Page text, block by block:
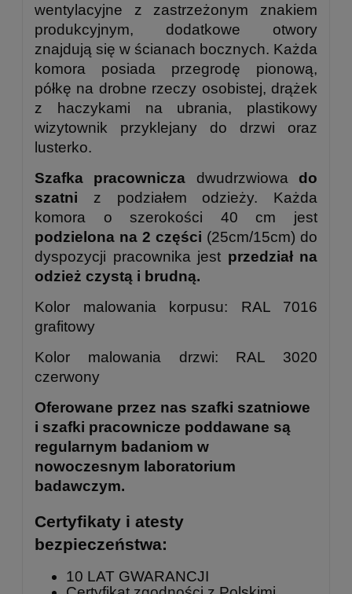
wentylacyjne z zastrzeżonym znakiem
produkcyjnym, dodatkowe otwory
znajdują się w ścianach bocznych. Każda
komora posiada przegrodę pionową,
półkę na drobne rzeczy osobistej, drążek
z haczykami na ubrania, plastikowy
wizytownik przyklejany do drzwi oraz
lusterko.
Szafka pracownicza dwudrzwiowa do
szatni z podziałem odzieży. Każda
komora o szerokości 40 cm jest
podzielona na 2 części (25cm/15cm) do
dyspozycji pracownika jest przedział na
odzież czystą i brudną.
Kolor malowania korpusu: RAL 7016
grafitowy
Kolor malowania drzwi: RAL 3020
czerwony
Oferowane przez nas szafki szatniowe
i szafki pracownicze poddawane są
regularnym badaniom w
nowoczesnym laboratorium
badawczym.
Certyfikaty i atesty
bezpieczeństwa:
10 LAT GWARANCJI